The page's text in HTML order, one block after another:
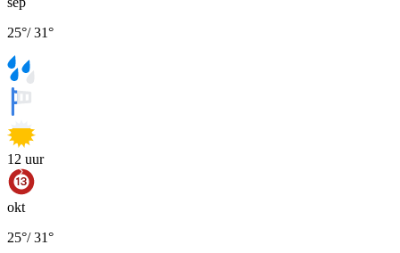
25°/31°
12 uur
okt
25°/31°